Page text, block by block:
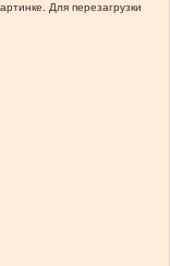
Для перезагрузки